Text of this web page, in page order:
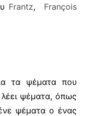
Frantz, François
τα ψέματα που
ψέματα, όπως
ψέματα ο ένας